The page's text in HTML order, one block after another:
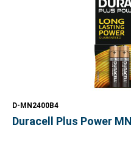
D-MN2400B4
Duracell Plus Power